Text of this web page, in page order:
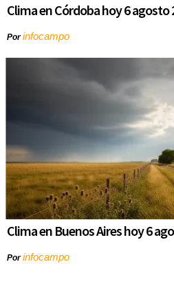
Clima en Córdoba hoy 6 agosto
Porinfocampo
Clima en Buenos Aires hoy 6
Porinfocampo